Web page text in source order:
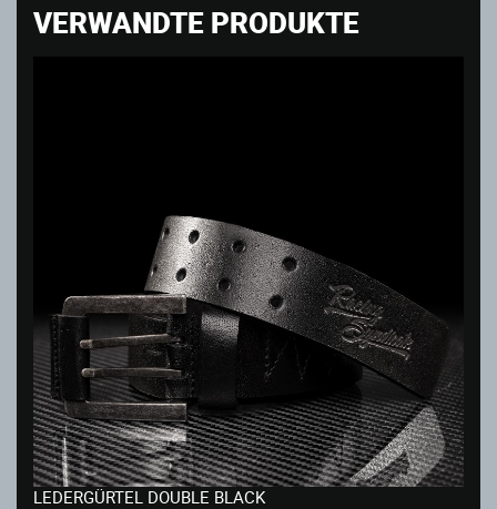
VERWANDTE PRODUKTE
LEDERGÜRTEL DOUBLE BLACK